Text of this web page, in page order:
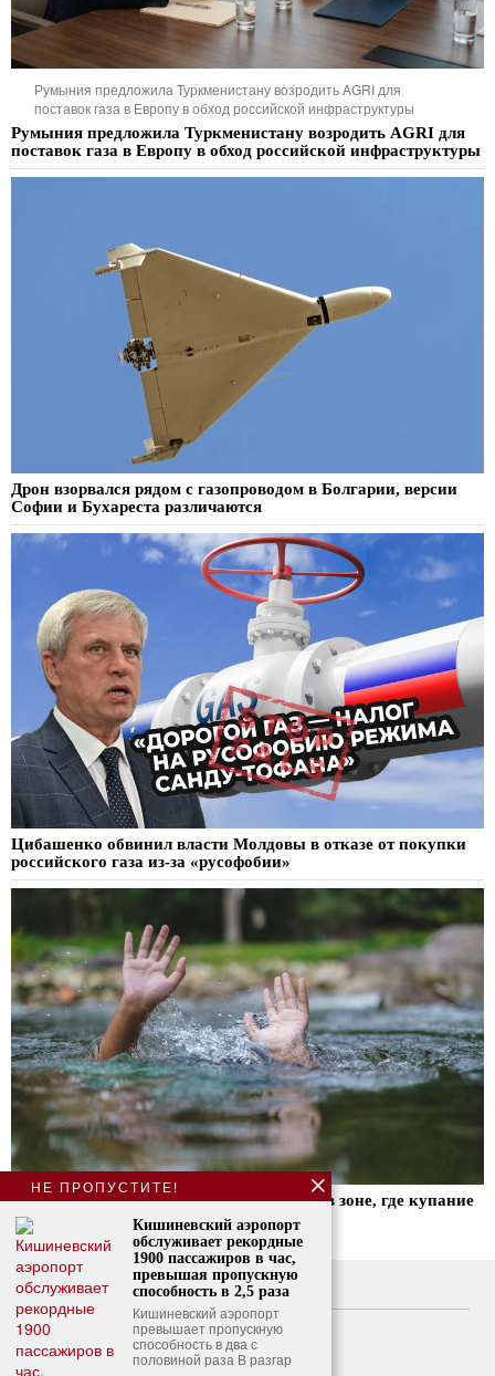
Румыния предложила Туркменистану возродить AGRI для
поставок газа в Европу в обход российской инфраструктуры
Румыния предложила Туркменистану возродить AGRI для
поставок газа в Европу в обход российской инфраструктуры
Дрон взорвался рядом с газопроводом в Болгарии, версии
Софии и Бухареста различаются
Цибашенко обвинил власти Молдовы в отказе от покупки
российского газа из-за «русофобии»
В Бендерах утонул 13-летний подросток в зоне, где купание
запрещено
О нас
Свяжитесь с нами
Политика конфиденциальности
НЕ ПРОПУСТИТЕ!
Кишиневский аэропорт
обслуживает рекордные
1900 пассажиров в час,
превышая пропускную
способность в 2,5 раза
Кишиневский аэропорт
превышает пропускную
способность в два с
половиной раза В разгар